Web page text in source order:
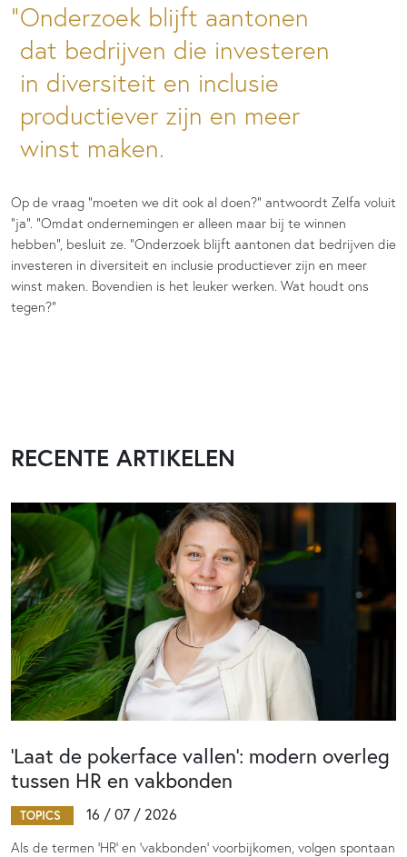
Onderzoek blijft aantonen
dat bedrijven die investeren
in diversiteit en inclusie
productiever zijn en meer
winst maken.
Op de vraag “moeten we dit ook al doen?” antwoordt Zelfa voluit
“ja”. “Omdat ondernemingen er alleen maar bij te winnen
hebben”, besluit ze. “Onderzoek blijft aantonen dat bedrijven die
investeren in diversiteit en inclusie productiever zijn en meer
winst maken. Bovendien is het leuker werken. Wat houdt ons
tegen?”
RECENTE ARTIKELEN
‘Laat de pokerface vallen’: modern overleg
tussen HR en vakbonden
TOPICS 16 / 07 / 2026
Als de termen 'HR' en 'vakbonden' voorbijkomen, volgen spontaan